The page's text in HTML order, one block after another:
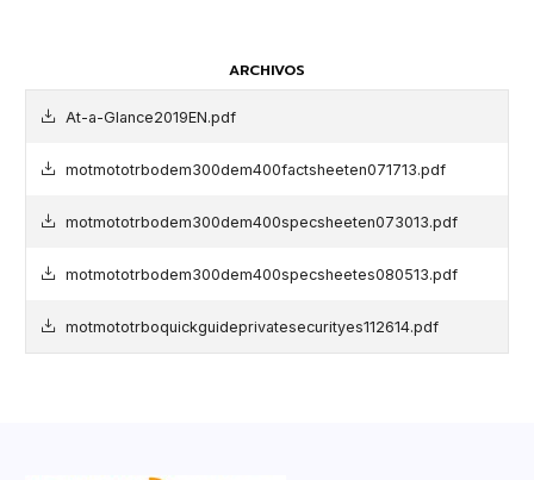
ARCHIVOS
At-a-Glance2019EN.pdf
motmototrbodem300dem400factsheeten071713.pdf
motmototrbodem300dem400specsheeten073013.pdf
motmototrbodem300dem400specsheetes080513.pdf
motmototrboquickguideprivatesecurityes112614.pdf